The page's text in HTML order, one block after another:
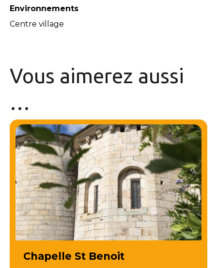
Environnements
Centre village
Vous aimerez aussi
…
Chapelle St Benoit